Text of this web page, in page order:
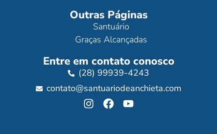
Outras Páginas
Santuário
Graças Alcançadas
Entre em contato conosco
(28) 99939-4243
contato@santuariodeanchieta.com